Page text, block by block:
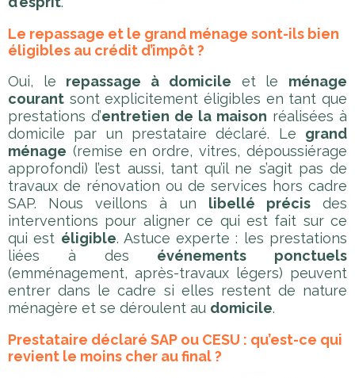
Le repassage et le grand ménage sont-ils bien
éligibles au crédit d’impôt ?
Oui, le repassage à domicile et le ménage
courant sont explicitement éligibles en tant que
prestations d’entretien de la maison réalisées à
domicile par un prestataire déclaré. Le grand
ménage (remise en ordre, vitres, dépoussiérage
approfondi) l’est aussi, tant qu’il ne s’agit pas de
travaux de rénovation ou de services hors cadre
SAP. Nous veillons à un libellé précisdes
interventions pour aligner ce qui est fait sur ce
qui est éligible. Astuce experte : les prestations
liées à des événements ponctuels
(emménagement, après-travaux légers) peuvent
entrer dans le cadre si elles restent de nature
ménagère et se déroulent au domicile.
Prestataire déclaré SAP ou CESU : qu’est-ce qui
revient le moins cher au final ?